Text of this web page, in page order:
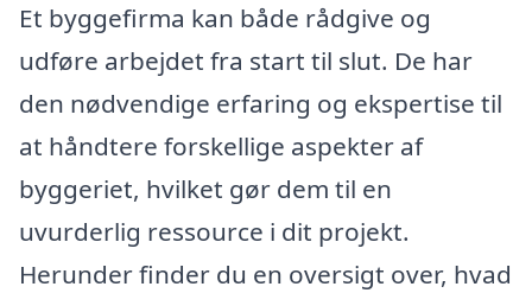
Et byggefirma kan både rådgive og
udføre arbejdet fra start til slut. De har
den nødvendige erfaring og ekspertise til
at håndtere forskellige aspekter af
byggeriet, hvilket gør dem til en
uvurderlig ressource i dit projekt.
Herunder finder du en oversigt over, hvad